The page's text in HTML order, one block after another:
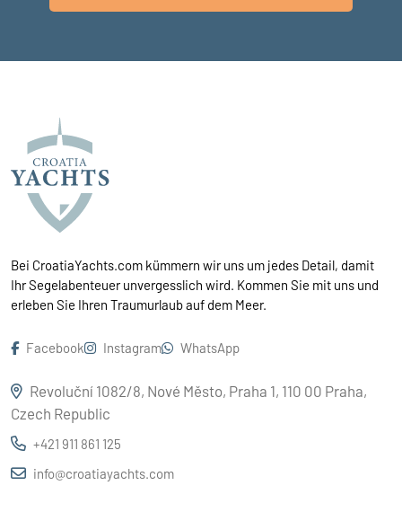
Bei CroatiaYachts.com kümmern wir uns um jedes Detail, damit
Ihr Segelabenteuer unvergesslich wird. Kommen Sie mit uns und
erleben Sie Ihren Traumurlaub auf dem Meer.
Facebook Instagram WhatsApp
Revoluční 1082/8, Nové Město, Praha 1, 110 00 Praha,
Czech Republic
+421 911 861 125
info@croatiayachts.com